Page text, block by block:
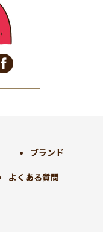
ブランド
よくある質問